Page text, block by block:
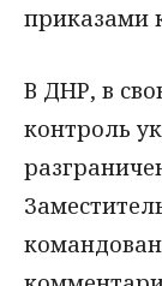
приказами
В ДНР, в
контроль